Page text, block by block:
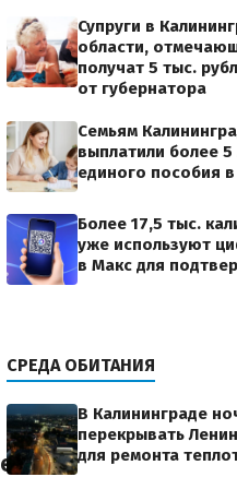
Супруги в
области,
получат 5 тыс.
от губернатора
Семьям
выплатили более 5
единого пособия в
Более 17,5 тыс.
уже используют
в Макс для
СРЕДА ОБИТАНИЯ
В Калининграде
перекрывать
для ремонта